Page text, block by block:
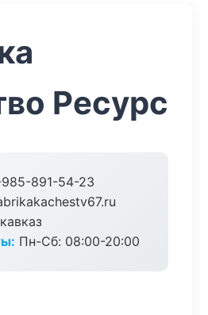
Ресурс
891-54-23
Пн-Сб: 08:00-20:00